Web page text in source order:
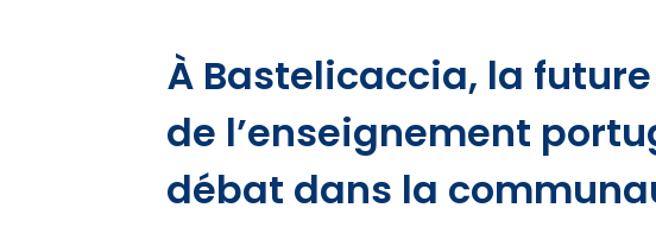
À Bastelicaccia, la
de l’enseignement
débat dans la